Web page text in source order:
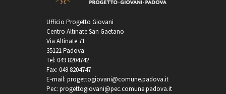
Ufficio Progetto Giovani
Centro Altinate San Gaetano
Via Altinate 71
35121 Padova
Tel: 049 8204742
Fax: 049 8204747
E-mail: progettogiovani@comune.padova.it
Pec: progettogiovani@pec.comune.padova.it